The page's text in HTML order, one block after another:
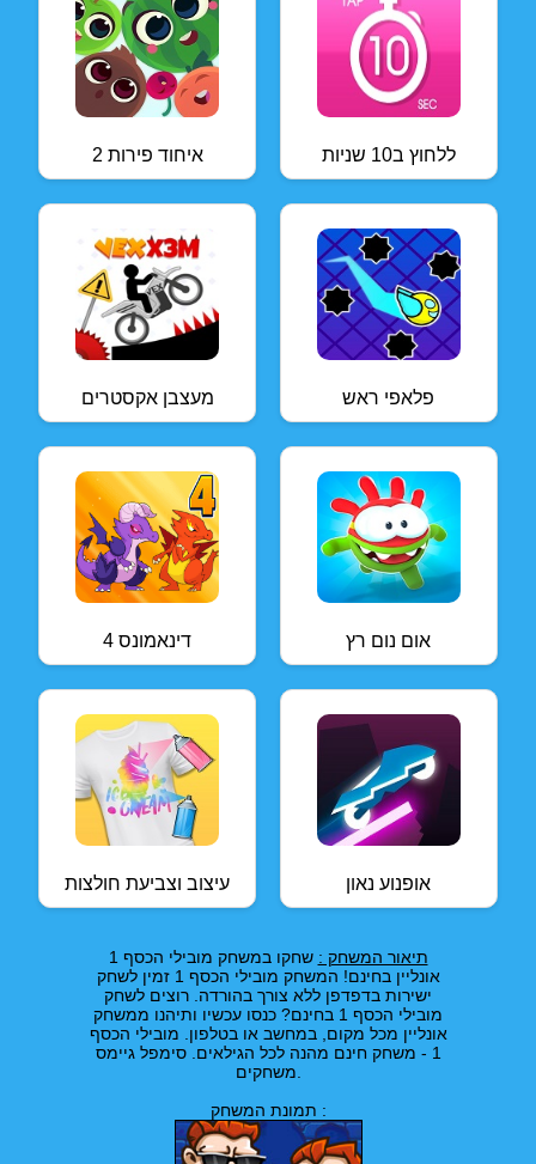
איחוד פירות 2 ללחוץ ב10 שניות
מעצבן אקסטרים פלאפי ראש
דינאמונס 4 אום נום רץ
עיצוב וצביעת חולצות אופנוע נאון
תיאור המשחק :
שחקו במשחק מובילי הכסף 1
אונליין בחינם! המשחק מובילי הכסף 1 זמין לשחק
ישירות בדפדפן ללא צורך בהורדה. רוצים לשחק
מובילי הכסף 1 בחינם? כנסו עכשיו ותיהנו ממשחק
אונליין מכל מקום, במחשב או בטלפון. מובילי הכסף
1 - משחק חינם מהנה לכל הגילאים. סימפל גיימס
תמונת המשחק :